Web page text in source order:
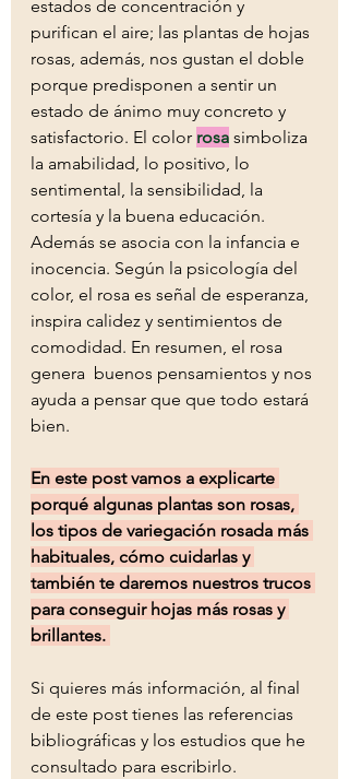
estados de concentración y
purifican el aire; las plantas de hojas
rosas, además, nos gustan el doble
porque predisponen a sentir un
estado de ánimo muy concreto y
satisfactorio. El color rosa simboliza
la amabilidad, lo positivo, lo
sentimental, la sensibilidad, la
cortesía y la buena educación.
Además se asocia con la infancia e
inocencia. Según la psicología del
color, el rosa es señal de esperanza,
inspira calidez y sentimientos de
comodidad. En resumen, el rosa
genera  buenos pensamientos y nos
ayuda a pensar que que todo estará
bien.
En este post vamos a explicarte
porqué algunas plantas son rosas,
los tipos de variegación rosada más
habituales, cómo cuidarlas y
también te daremos nuestros trucos
para conseguir hojas más rosas y
brillantes.
Si quieres más información, al final
de este post tienes las referencias
bibliográficas y los estudios que he
consultado para escribirlo.